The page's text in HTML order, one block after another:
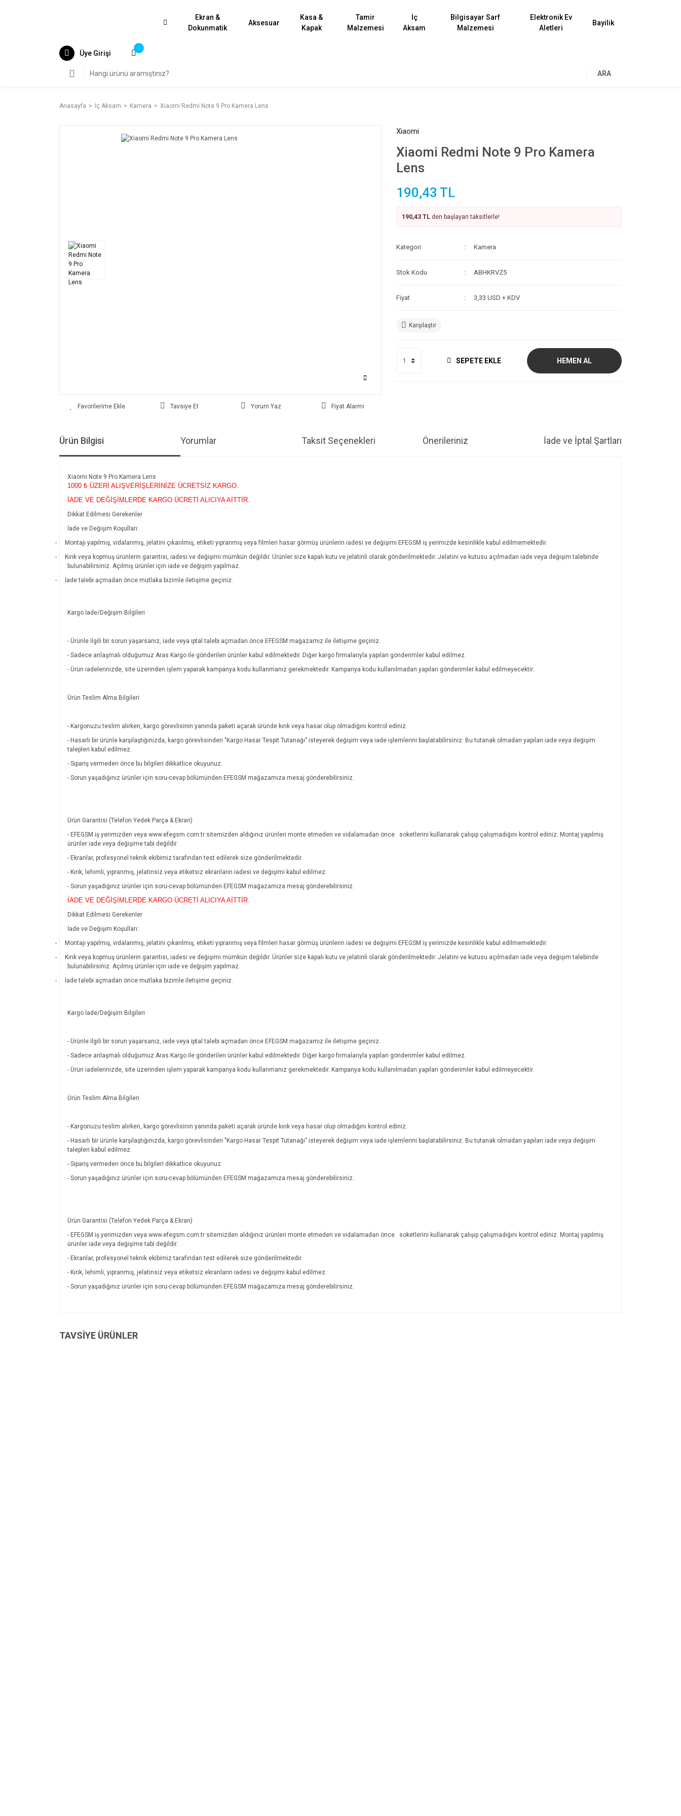
Ekran &
Dokunmatik
Aksesuar
Kasa &
Kapak
Tamir
Malzemesi
İç
Aksam
Bilgisayar Sarf
Malzemesi
Elektronik Ev
Aletleri
Bayilik
Üye Girişi
ARA
Anasayfa İç Aksam Kamera Xiaomi Redmi Note 9 Pro Kamera Lens
Tavsiye Et Yorum Yaz Fiyat Alarmı
Xiaomi
Xiaomi Redmi Note 9 Pro Kamera
Lens
190,43 TL
190,43 TL den başlayan taksitlerle!
Kategori Kamera
Stok Kodu ABHKRVZ5
Fiyat 3,33 USD + KDV
Karşılaştır
SEPETE EKLE HEMEN AL
Ürün Bilgisi Yorumlar Taksit Seçenekleri Önerileriniz İade ve İptal Şartları
Xiaomi Note 9 Pro Kamera Lens
1000 ₺ ÜZERİ ALIŞVERİŞLERİNİZE ÜCRETSİZ KARGO.
İADE VE DEĞİŞİMLERDE KARGO ÜCRETİ ALICIYA AİTTİR.
Dikkat Edilmesi Gerekenler
İade ve Değişim Koşulları:
-
Montajı yapılmış, vidalanmış, jelatini çıkarılmış, etiketi yıpranmış veya filmleri hasar görmüş ürünlerin iadesi ve değişimi EFEGSM iş yerimizde kesinlikle kabul edilmemektedir.
-
Kırık veya kopmuş ürünlerin garantisi, iadesi ve değişimi mümkün değildir. Ürünler size kapalı kutu ve jelatinli olarak gönderilmektedir. Jelatini ve kutusu açılmadan iade veya değişim talebinde
bulunabilirsiniz. Açılmış ürünler için iade ve değişim yapılmaz.
-
İade talebi açmadan önce mutlaka bizimle iletişime geçiniz.
Kargo İade/Değişim Bilgileri
- Ürünle ilgili bir sorun yaşarsanız, iade veya iptal talebi açmadan önce EFEGSM mağazamız ile iletişime geçiniz.
- Sadece anlaşmalı olduğumuz Aras Kargo ile gönderilen ürünler kabul edilmektedir. Diğer kargo firmalarıyla yapılan gönderimler kabul edilmez.
- Ürün iadelerinizde, site üzerinden işlem yaparak kampanya kodu kullanmanız gerekmektedir. Kampanya kodu kullanılmadan yapılan gönderimler kabul edilmeyecektir.
Ürün Teslim Alma Bilgileri
- Kargonuzu teslim alırken, kargo görevlisinin yanında paketi açarak üründe kırık veya hasar olup olmadığını kontrol ediniz.
- Hasarlı bir ürünle karşılaştığınızda, kargo görevlisinden "Kargo Hasar Tespit Tutanağı" isteyerek değişim veya iade işlemlerini başlatabilirsiniz. Bu tutanak olmadan yapılan iade veya değişim
talepleri kabul edilmez.
- Sipariş vermeden önce bu bilgileri dikkatlice okuyunuz.
- Sorun yaşadığınız ürünler için soru-cevap bölümünden EFEGSM mağazamıza mesaj gönderebilirsiniz.
Ürün Garantisi (Telefon Yedek Parça & Ekran)
- EFEGSM iş yerimizden veya www.efegsm.com.tr sitemizden aldığınız ürünleri monte etmeden ve vidalamadan önce
soketlerini kullanarak çalışıp çalışmadığını kontrol ediniz. Montaj yapılmış
ürünler iade veya değişime tabi değildir.
- Ekranlar, profesyonel teknik ekibimiz tarafından test edilerek size gönderilmektedir.
- Kırık, lehimli, yıpranmış, jelatinsiz veya etiketsiz ekranların iadesi ve değişimi kabul edilmez.
- Sorun yaşadığınız ürünler için soru-cevap bölümünden EFEGSM mağazamıza mesaj gönderebilirsiniz.
İADE VE DEĞİŞİMLERDE KARGO ÜCRETİ ALICIYA AİTTİR.
Dikkat Edilmesi Gerekenler
İade ve Değişim Koşulları:
-
Montajı yapılmış, vidalanmış, jelatini çıkarılmış, etiketi yıpranmış veya filmleri hasar görmüş ürünlerin iadesi ve değişimi EFEGSM iş yerimizde kesinlikle kabul edilmemektedir.
-
Kırık veya kopmuş ürünlerin garantisi, iadesi ve değişimi mümkün değildir. Ürünler size kapalı kutu ve jelatinli olarak gönderilmektedir. Jelatini ve kutusu açılmadan iade veya değişim talebinde
bulunabilirsiniz. Açılmış ürünler için iade ve değişim yapılmaz.
-
İade talebi açmadan önce mutlaka bizimle iletişime geçiniz.
Kargo İade/Değişim Bilgileri
- Ürünle ilgili bir sorun yaşarsanız, iade veya iptal talebi açmadan önce EFEGSM mağazamız ile iletişime geçiniz.
- Sadece anlaşmalı olduğumuz Aras Kargo ile gönderilen ürünler kabul edilmektedir. Diğer kargo firmalarıyla yapılan gönderimler kabul edilmez.
- Ürün iadelerinizde, site üzerinden işlem yaparak kampanya kodu kullanmanız gerekmektedir. Kampanya kodu kullanılmadan yapılan gönderimler kabul edilmeyecektir.
Ürün Teslim Alma Bilgileri
- Kargonuzu teslim alırken, kargo görevlisinin yanında paketi açarak üründe kırık veya hasar olup olmadığını kontrol ediniz.
- Hasarlı bir ürünle karşılaştığınızda, kargo görevlisinden "Kargo Hasar Tespit Tutanağı" isteyerek değişim veya iade işlemlerini başlatabilirsiniz. Bu tutanak olmadan yapılan iade veya değişim
talepleri kabul edilmez.
- Sipariş vermeden önce bu bilgileri dikkatlice okuyunuz.
- Sorun yaşadığınız ürünler için soru-cevap bölümünden EFEGSM mağazamıza mesaj gönderebilirsiniz.
Ürün Garantisi (Telefon Yedek Parça & Ekran)
- EFEGSM iş yerimizden veya www.efegsm.com.tr sitemizden aldığınız ürünleri monte etmeden ve vidalamadan önce
soketlerini kullanarak çalışıp çalışmadığını kontrol ediniz. Montaj yapılmış
ürünler iade veya değişime tabi değildir.
- Ekranlar, profesyonel teknik ekibimiz tarafından test edilerek size gönderilmektedir.
- Kırık, lehimli, yıpranmış, jelatinsiz veya etiketsiz ekranların iadesi ve değişimi kabul edilmez.
- Sorun yaşadığınız ürünler için soru-cevap bölümünden EFEGSM mağazamıza mesaj gönderebilirsiniz.
Ürün resmi kalitesiz, bozuk veya görüntülenemiyor.
TAVSİYE ÜRÜNLER